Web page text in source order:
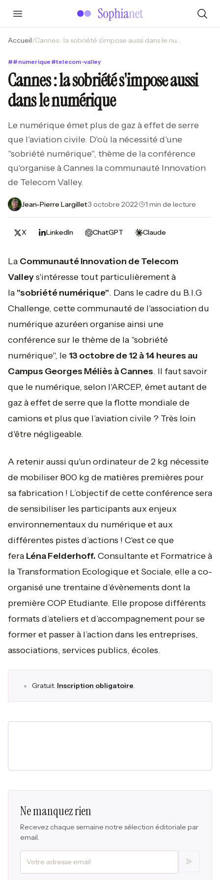
Accueil/ Cannes : la sobriété s'impose aussi dans le numérique
## numerique #telecom-valley
Cannes : la sobriété s'impose aussi
dans le numérique
Le numérique émet plus de gaz à effet de serre
que l'aviation civile. D'où la nécessité d'une
"sobriété numérique", thème de la conférence
qu'organise à Cannes la communauté Innovation
de Telecom Valley.
Jean-Pierre Largillet·3 octobre 2022· 1 min de lecture
X LinkedIn ChatGPT Claude
La Communauté Innovation de Telecom
Valleys'intéresse tout particulièrement à
la "sobriété numérique". Dans le cadre du B.I.G
Challenge, cette communauté de l'association du
numérique azuréen organise ainsi une
conférence sur le thème de la "sobriété
numérique", le 13 octobre de 12 à 14 heures au
Campus Georges Méliès à Cannes. Il faut savoir
que le numérique, selon l'ARCEP, émet autant de
gaz à effet de serre que la flotte mondiale de
camions et plus que l’aviation civile ? Très loin
d'être négligeable.
A retenir aussi qu'un ordinateur de 2 kg nécessite
de mobiliser 800 kg de matières premières pour
sa fabrication ! L’objectif de cette conférence sera
de sensibiliser les participants aux enjeux
environnementaux du numérique et aux
différentes pistes d’actions ! C'est ce que
fera Léna Felderhoff. Consultante et Formatrice à
la Transformation Ecologique et Sociale, elle a co-
organisé une trentaine d’évènements dont la
première COP Etudiante. Elle propose différents
formats d’ateliers et d’accompagnement pour se
former et passer à l’action dans les entreprises,
associations, services publics, écoles.
Gratuit. Inscription obligatoire.
Ne manquez rien
Recevez chaque semaine notre sélection éditoriale par
email.